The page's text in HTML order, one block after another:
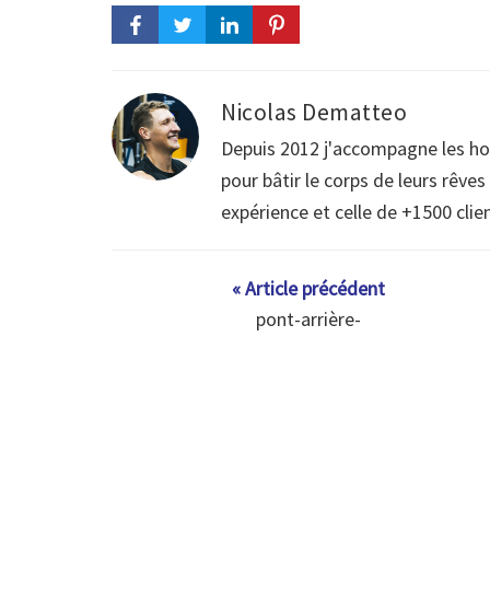
Nicolas Dematteo
Depuis 2012 j'accompagne les
pour bâtir le corps de leurs
expérience et celle de +1500
« Article précédent
pont-arrière-